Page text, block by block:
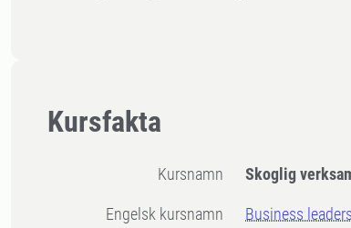
Kursfakta
Kursnamn Skoglig
Engelsk kursnamn
Business